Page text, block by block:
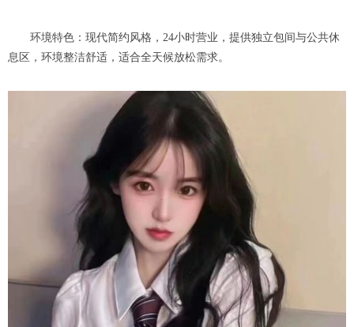
环境特色：现代简约风格，24小时营业，提供独立包间与公共休
息区，环境整洁舒适，适合全天候放松需求。